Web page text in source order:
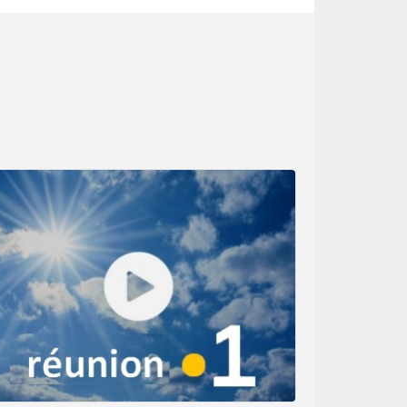
orageuse se
la saison,
décade sur le
mais qui
ne peuvent
ne bascule
marquera le